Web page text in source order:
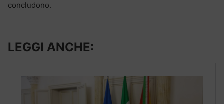
concludono.
LEGGI ANCHE: